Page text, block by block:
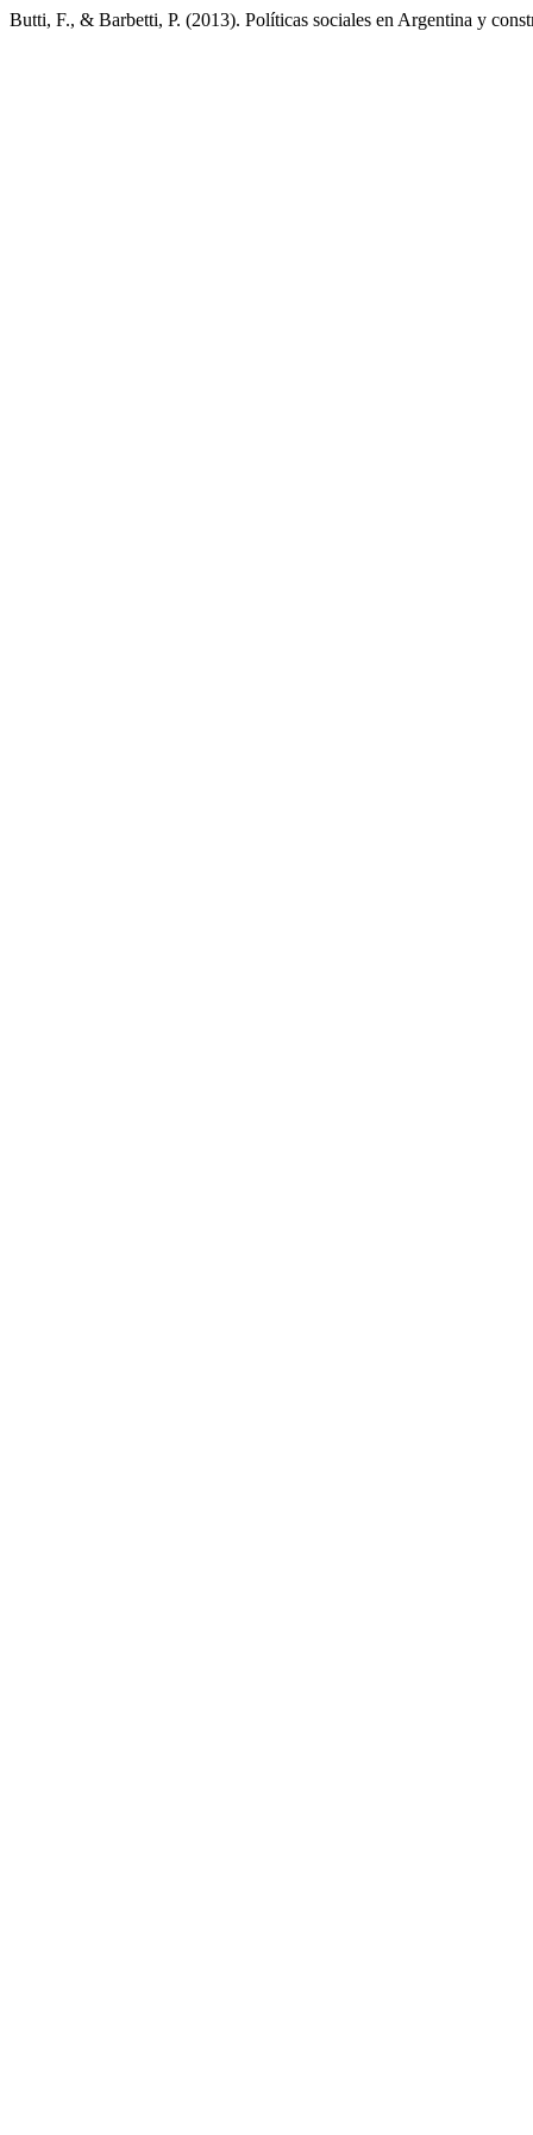
Butti, F., & Barbetti, P. (2013). Políticas sociales en Argentina y